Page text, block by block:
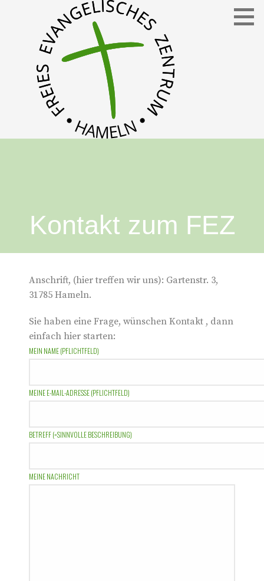
Kontakt zum FEZ
Anschrift, (hier treffen wir uns): Gartenstr. 3,
31785 Hameln.
Sie haben eine Frage, wünschen Kontakt , dann
einfach hier starten:
MEIN NAME (PFLICHTFELD)
MEINE E-MAIL-ADRESSE (PFLICHTFELD)
BETREFF (=SINNVOLLE BESCHREIBUNG)
MEINE NACHRICHT